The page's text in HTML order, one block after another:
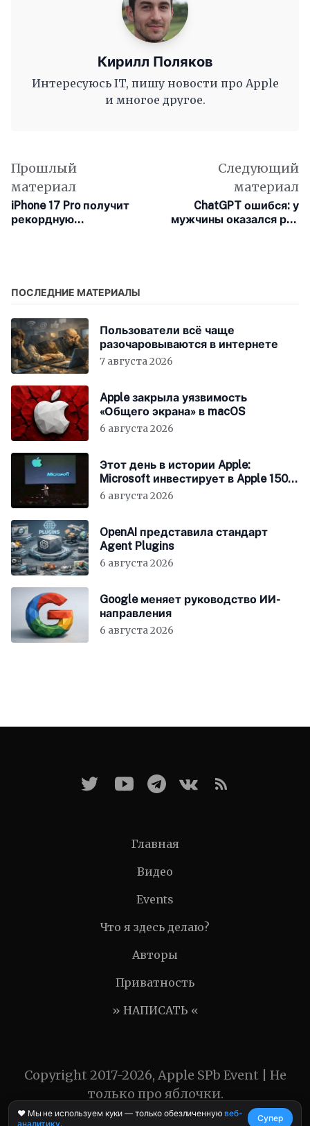
Кирилл Поляков
Интересуюсь IT, пишу новости про Apple
и многое другое.
Прошлый
материал
iPhone 17 Pro получит
рекордную
Следующий
материал
ChatGPT ошибся: у
мужчины оказался рак
ПОСЛЕДНИЕ МАТЕРИАЛЫ
Пользователи всё чаще
разочаровываются в интернете
7 августа 2026
Apple закрыла уязвимость
«Общего экрана» в macOS
6 августа 2026
Этот день в истории Apple:
Microsoft инвестирует в Apple 150
миллионов долларов
6 августа 2026
OpenAI представила стандарт
Agent Plugins
6 августа 2026
Google меняет руководство ИИ-
направления
6 августа 2026
Главная
Видео
Events
Что я здесь делаю?
Авторы
Приватность
» НАПИСАТЬ «
Copyright 2017-2026, Apple SPb Event | Не
только про яблочки.
❤️ Мы не используем куки — только обезличеннуювеб-
аналитику.
Супер